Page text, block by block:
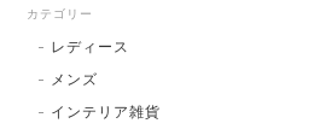
カテゴリー
レディース
メンズ
インテリア雑貨